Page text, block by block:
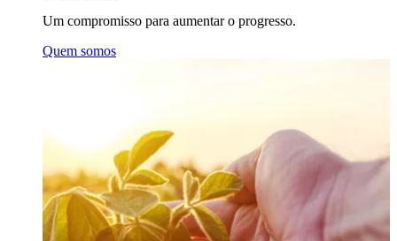
Um compromisso para aumentar o progresso.
Quem somos